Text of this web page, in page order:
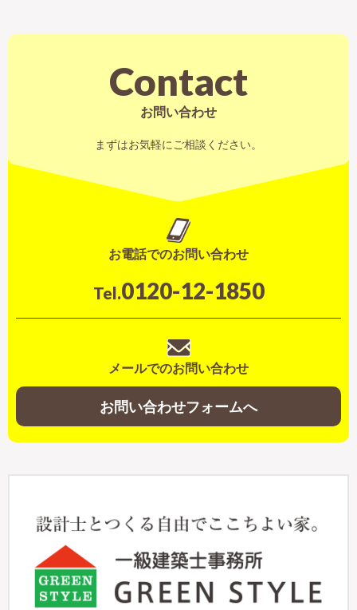
Contact
お問い合わせ
まずはお気軽にご相談ください。
お電話でのお問い合わせ
Tel.0120-12-1850
メールでのお問い合わせ
お問い合わせフォームへ